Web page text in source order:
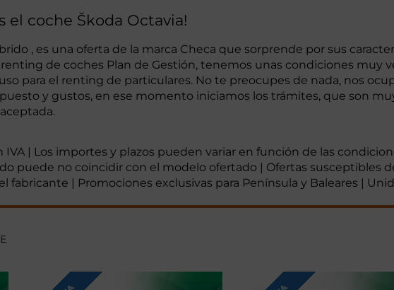
el coche Škoda Octavia!
, es una oferta de la marca Checa que sorprende por sus
de coches Plan de Gestión, tenemos unas condiciones muy
para el renting de particulares. No te preocupes de nada, nos
y gustos, en ese momento iniciamos los trámites, que son
IVA | Los importes y plazos pueden variar en función de las
puede no coincidir con el modelo ofertado | Ofertas susceptibles
fabricante | Promociones exclusivas para Península y Baleares |